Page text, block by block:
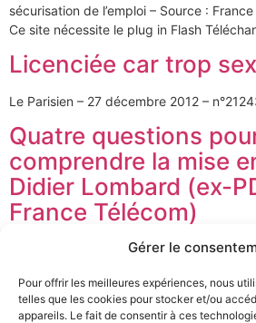
Gérer le
Pour offrir les meilleures expériences, nous
telles que les cookies pour stocker et/ou
appareils. Le fait de consentir à ces
sécurisation de l’emploi – Source :
Ce site nécessite le plug in Flash
Licenciée car trop
Le Parisien – 27 décembre 2012 –
Quatre questions
comprendre la mise
Didier Lombard (ex-
France Télécom)
L’Express – 5 juillet 2012 (extrait) Source
←Suivant